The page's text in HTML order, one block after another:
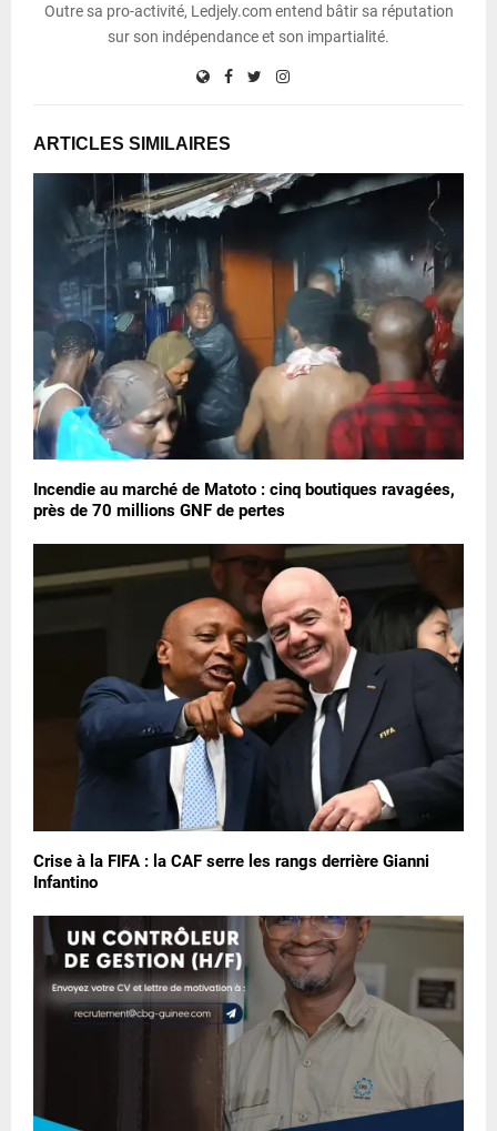
Outre sa pro-activité, Ledjely.com entend bâtir sa réputation
sur son indépendance et son impartialité.
ARTICLES SIMILAIRES
Incendie au marché de Matoto : cinq boutiques ravagées,
près de 70 millions GNF de pertes
Crise à la FIFA : la CAF serre les rangs derrière Gianni
Infantino